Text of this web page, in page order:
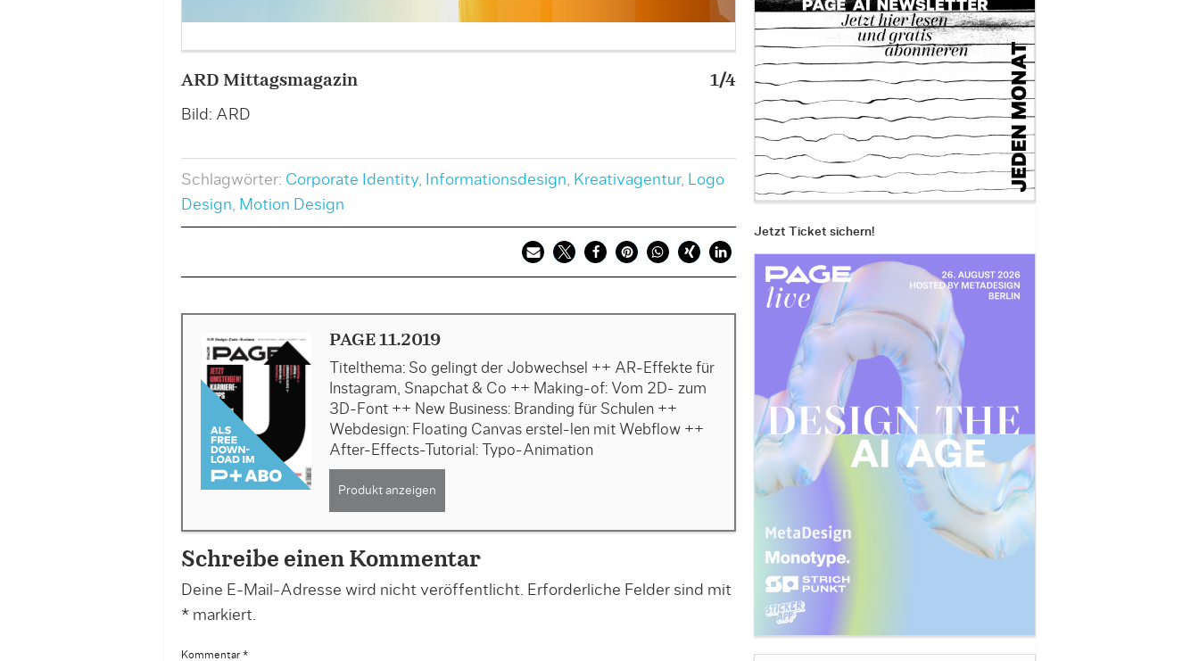
ARD Mittagsmagazin
Bild: ARD
1/4 ARD Mittagsmagazin
Bild: ARD
Schlagwörter: Corporate Identity, Informationsdesign, Kreativagentur, Logo
Design, Motion Design
PAGE 11.2019
Titelthema: So gelingt der Jobwechsel ++ AR-Effekte für
Instagram, Snapchat & Co ++ Making-of: Vom 2D- zum
3D-Font ++ New Business: Branding für Schulen ++
Webdesign: Floating Canvas erstel-len mit Webflow ++
After-Effects-Tutorial: Typo-Animation
Produkt anzeigen
Schreibe einen Kommentar
Deine E-Mail-Adresse wird nicht veröffentlicht. Erforderliche Felder sind mit
*markiert.
Kommentar *
Jetzt Ticket sichern!